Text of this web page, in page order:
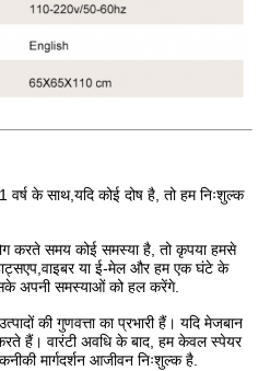
वर्ष के साथ,यदि कोई दोष है, तो हम निःशुल्क
करते समय कोई समस्या है, तो कृपया हमसे
या ई-मेल और हम एक घंटे के
अपनी समस्याओं को हल करेंगे.
की गुणवत्ता का प्रभारी हैं। यदि मेजबान
हैं। वारंटी अवधि के बाद, हम केवल स्पेयर
मार्गदर्शन आजीवन निःशुल्क है.